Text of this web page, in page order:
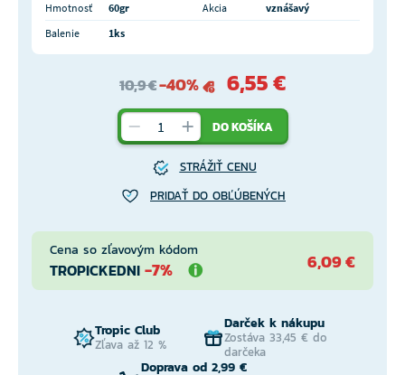
Hmotnosť
60gr Akcia
vznášavý
Balenie
1ks
10,9 €-40% 6,55 €
DO KOŠÍKA
STRÁŽIŤ CENU
PRIDAŤ DO OBĽÚBENÝCH
Cena so zľavovým kódom
TROPICKEDNI -7% 6,09 €
Tropic Club
Zľava až 12 %
Darček k nákupu
Zostáva 33,45 € do
darčeka
Doprava od 2,99 €